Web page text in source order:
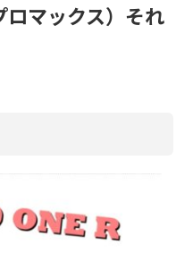
マックス）それ